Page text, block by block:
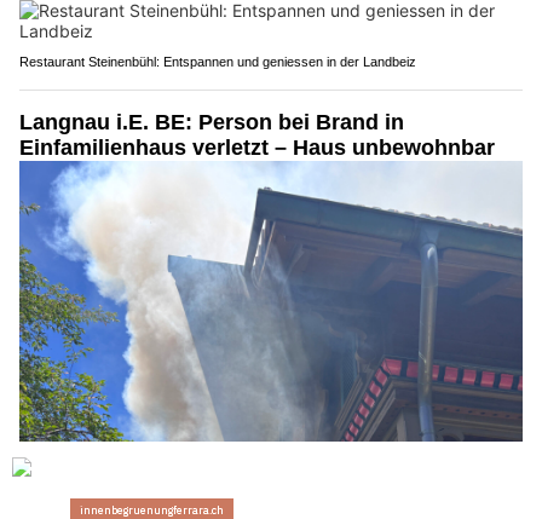
Restaurant Steinenbühl: Entspannen und geniessen in der Landbeiz
Langnau i.E. BE: Person bei Brand in
Einfamilienhaus verletzt – Haus unbewohnbar